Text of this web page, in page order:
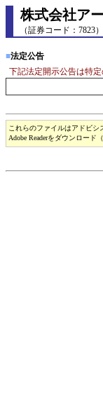
株式会社ア
（証券コード：7823）
■法定公告
下記法定開示公告は特
これらのファイルはアドビシ
Adobe Readerをダウンロード